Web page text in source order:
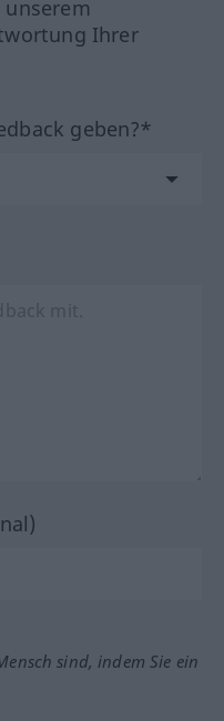
Ihrer
geben?*
sind, indem Sie ein